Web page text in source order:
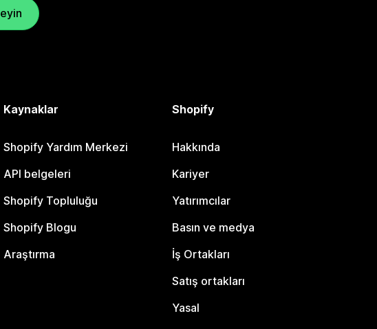
Kaynaklar
Shopify Yardım Merkezi
API belgeleri
Shopify Topluluğu
Shopify Blogu
Araştırma
Shopify
Hakkında
Kariyer
Yatırımcılar
Basın ve medya
İş Ortakları
Satış ortakları
Yasal